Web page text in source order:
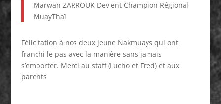
Marwan ZARROUK Devient Champion Régional
MuayThaï
Félicitation à nos deux jeune Nakmuays qui ont
franchi le pas avec la manière sans jamais
s’emporter. Merci au staff (Lucho et Fred) et aux
parents